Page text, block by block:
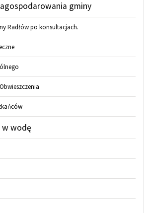
gminy
Radłów po konsultacjach.
w wodę